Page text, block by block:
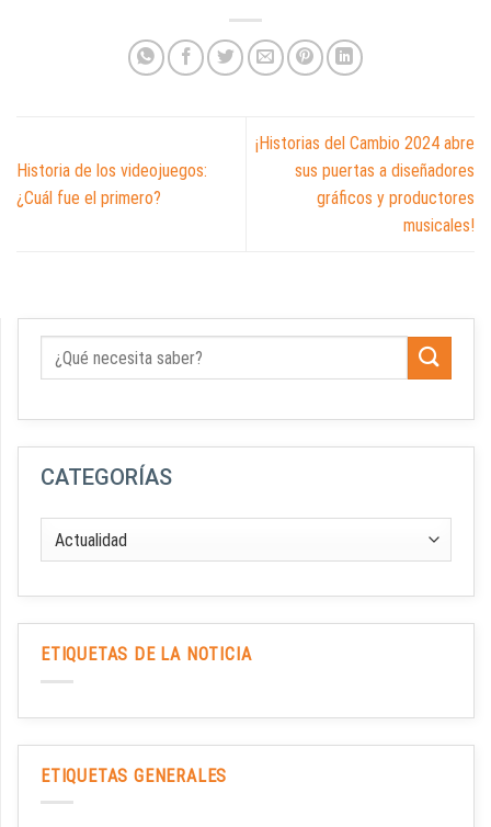
Historia de los videojuegos:
¿Cuál fue el primero?
¡Historias del Cambio 2024 abre
sus puertas a diseñadores
gráficos y productores
musicales!
CATEGORÍAS
ETIQUETAS DE LA NOTICIA
ETIQUETAS GENERALES